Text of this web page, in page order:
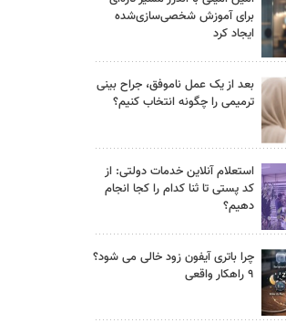
برای آموزش شخصی‌سازی‌شده
ایجاد کرد
بعد از یک عمل ناموفق، جراح بینی
ترمیمی را چگونه انتخاب کنیم؟
استعلام آنلاین خدمات دولتی: از
کد پستی تا ثنا کدام را کجا انجام
دهیم؟
چرا باتری آیفون زود خالی می شود؟
۹ راهکار واقعی